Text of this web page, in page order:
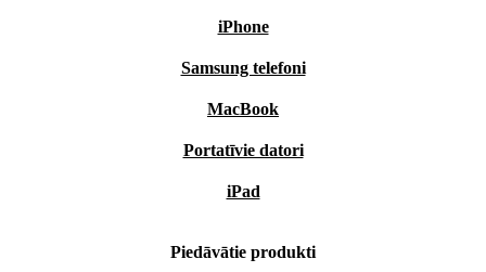
iPhone
Samsung telefoni
MacBook
Portatīvie datori
iPad
Piedāvātie produkti